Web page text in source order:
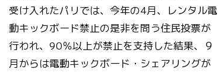
受け入れたパリでは、今年の4月、レンタル電
動キックボード禁止の是非を問う住民投票が
行われ、90％以上が禁止を支持した結果、９
月からは電動キックボード・シェアリングが